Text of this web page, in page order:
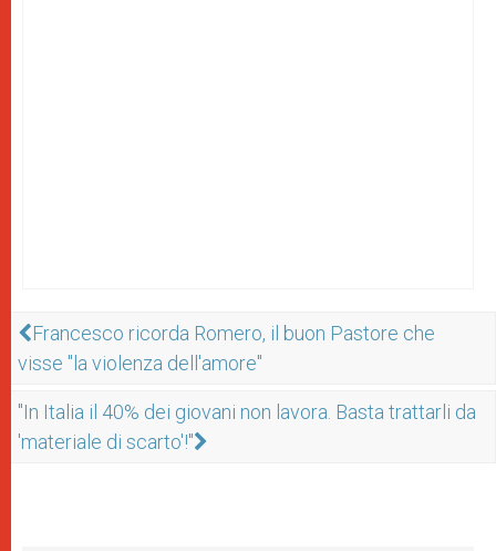
Francesco ricorda Romero, il buon Pastore che
visse "la violenza dell'amore"
"In Italia il 40% dei giovani non lavora. Basta trattarli da
'materiale di scarto'!"